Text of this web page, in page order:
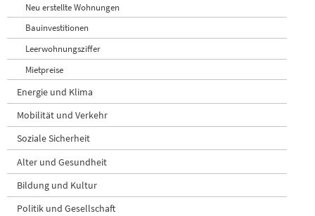
Neu erstellte Wohnungen
Bauinvestitionen
Leerwohnungsziffer
Mietpreise
Energie und Klima
Mobilität und Verkehr
Soziale Sicherheit
Alter und Gesundheit
Bildung und Kultur
Politik und Gesellschaft